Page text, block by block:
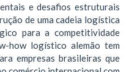
e desafios estruturais
de uma cadeia logística
para a competitividade
how logístico alemão tem
empresas brasileiras que